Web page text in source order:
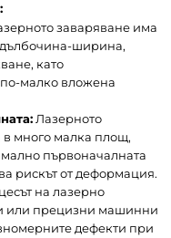
заваряване има
ширина,
като
малко вложена
Лазерното
в много малка площ,
първоначалната
рискът от деформация.
на лазерно
или прецизни машинни
дефекти при